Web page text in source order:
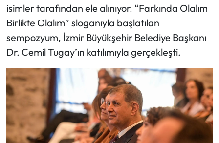
isimler tarafından ele alınıyor. “Farkında Olalım
Birlikte Olalım” sloganıyla başlatılan
sempozyum, İzmir Büyükşehir Belediye Başkanı
Dr. Cemil Tugay’ın katılımıyla gerçekleşti.